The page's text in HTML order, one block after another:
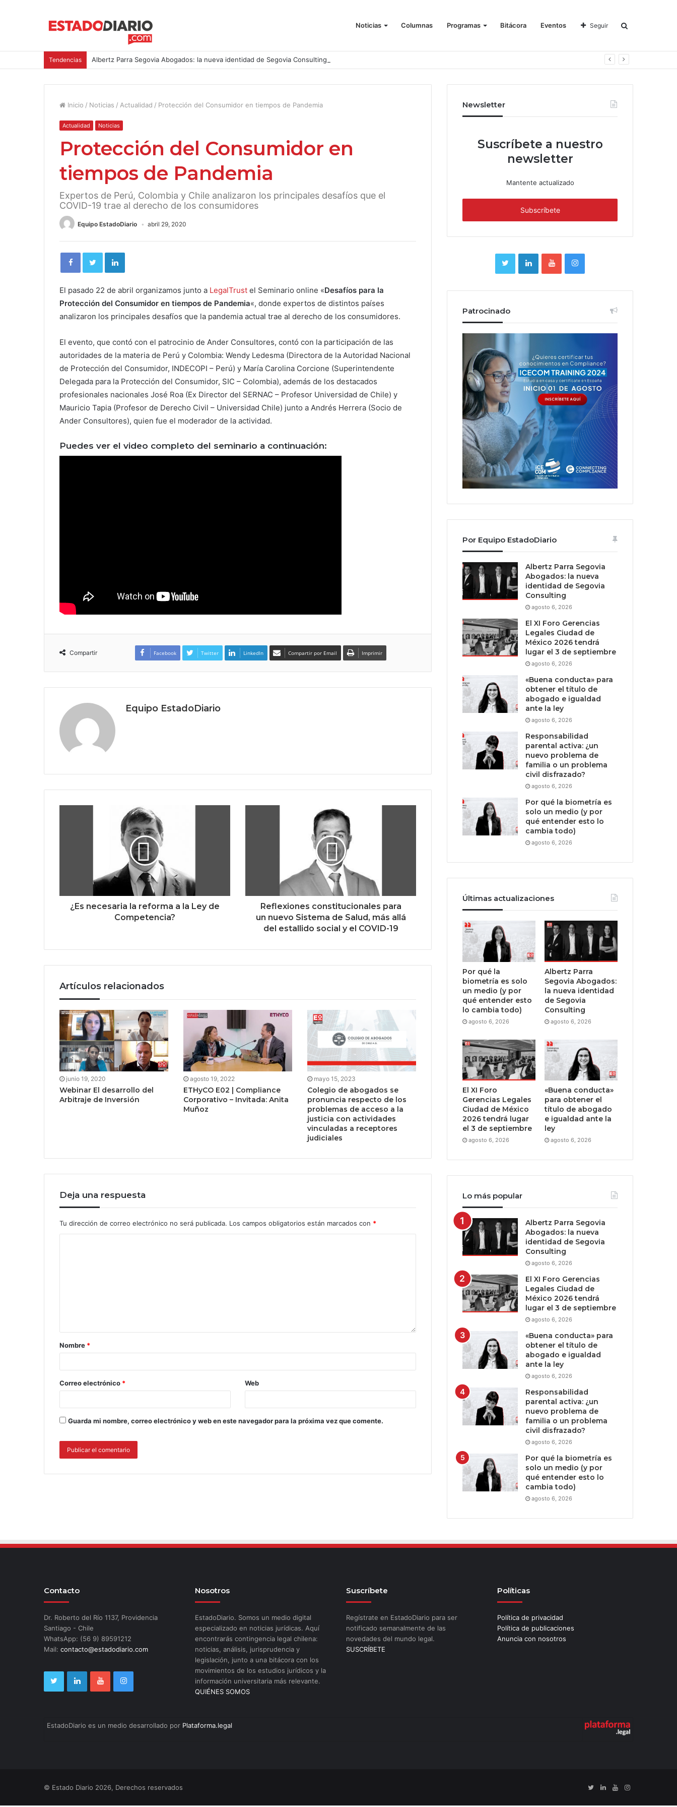
Noticias Columnas Programas Bitácora Eventos Seguir
Tendencias Albertz Parra Segovia Abogados: la nueva identidad de Segovia Consulting
Inicio / Noticias / Actualidad / Protección del Consumidor en tiempos de Pandemia
Actualidad Noticias
Protección del Consumidor en
tiempos de Pandemia
Expertos de Perú, Colombia y Chile analizaron los principales desafíos que el
COVID-19 trae al derecho de los consumidores
Equipo EstadoDiario abril 29, 2020
El pasado 22 de abril organizamos junto a LegalTrust el Seminario online «Desafíos para la
Protección del Consumidor en tiempos de Pandemia«, donde expertos de distintos países
analizaron los principales desafíos que la pandemia actual trae al derecho de los consumidores.
El evento, que contó con el patrocinio de Ander Consultores, contó con la participación de las
autoridades de la materia de Perú y Colombia: Wendy Ledesma (Directora de la Autoridad Nacional
de Protección del Consumidor, INDECOPI – Perú) y María Carolina Corcione (Superintendente
Delegada para la Protección del Consumidor, SIC – Colombia), además de los destacados
profesionales nacionales José Roa (Ex Director del SERNAC – Profesor Universidad de Chile) y
Mauricio Tapia (Profesor de Derecho Civil – Universidad Chile) junto a Andrés Herrera (Socio de
Ander Consultores), quien fue el moderador de la actividad.
Puedes ver el video completo del seminario a continuación:
Compartir Facebook Twitter LinkedIn Compartir por Email Imprimir
Equipo EstadoDiario
¿Es necesaria la reforma a la Ley de
Competencia?
Reflexiones constitucionales para
un nuevo Sistema de Salud, más allá
del estallido social y el COVID-19
Artículos relacionados
junio 19, 2020
Webinar El desarrollo del
Arbitraje de Inversión
agosto 19, 2022
ETHyCO E02 | Compliance
Corporativo – Invitada: Anita
Muñoz
mayo 15, 2023
Colegio de abogados se
pronuncia respecto de los
problemas de acceso a la
justicia con actividades
vinculadas a receptores
judiciales
Deja una respuesta
Tu dirección de correo electrónico no será publicada. Los campos obligatorios están marcados con *
Nombre *
Correo electrónico * Web
Guarda mi nombre, correo electrónico y web en este navegador para la próxima vez que comente.
Newsletter
Suscríbete a nuestro
newsletter
Mantente actualizado
Patrocinado
Por Equipo EstadoDiario
Albertz Parra Segovia
Abogados: la nueva
identidad de Segovia
Consulting
agosto 6, 2026
El XI Foro Gerencias
Legales Ciudad de
México 2026 tendrá
lugar el 3 de septiembre
agosto 6, 2026
«Buena conducta» para
obtener el título de
abogado e igualdad
ante la ley
agosto 6, 2026
Responsabilidad
parental activa: ¿un
nuevo problema de
familia o un problema
civil disfrazado?
agosto 6, 2026
Por qué la biometría es
solo un medio (y por
qué entender esto lo
cambia todo)
agosto 6, 2026
Últimas actualizaciones
Por qué la
biometría es solo
un medio (y por
qué entender esto
lo cambia todo)
agosto 6, 2026
Albertz Parra
Segovia Abogados:
la nueva identidad
de Segovia
Consulting
agosto 6, 2026
El XI Foro
Gerencias Legales
Ciudad de México
2026 tendrá lugar
el 3 de septiembre
agosto 6, 2026
«Buena conducta»
para obtener el
título de abogado
e igualdad ante la
ley
agosto 6, 2026
Lo más popular
Albertz Parra Segovia
Abogados: la nueva
identidad de Segovia
Consulting
agosto 6, 2026
El XI Foro Gerencias
Legales Ciudad de
México 2026 tendrá
lugar el 3 de septiembre
agosto 6, 2026
«Buena conducta» para
obtener el título de
abogado e igualdad
ante la ley
agosto 6, 2026
Responsabilidad
parental activa: ¿un
nuevo problema de
familia o un problema
civil disfrazado?
agosto 6, 2026
Por qué la biometría es
solo un medio (y por
qué entender esto lo
cambia todo)
agosto 6, 2026
Contacto
Dr. Roberto del Río 1137, Providencia
Santiago - Chile
WhatsApp: (56 9) 89591212
Mail: contacto@estadodiario.com
Nosotros
EstadoDiario. Somos un medio digital
especializado en noticias jurídicas. Aquí
encontrarás contingencia legal chilena:
noticias, análisis, jurisprudencia y
legislación, junto a una bitácora con los
movimientos de los estudios jurídicos y la
información universitaria más relevante.
QUIÉNES SOMOS
Suscríbete
Regístrate en EstadoDiario para ser
notificado semanalmente de las
novedades del mundo legal.
SUSCRÍBETE
Políticas
Política de privacidad
Política de publicaciones
Anuncia con nosotros
EstadoDiario es un medio desarrollado por Plataforma.legal
© Estado Diario 2026, Derechos reservados